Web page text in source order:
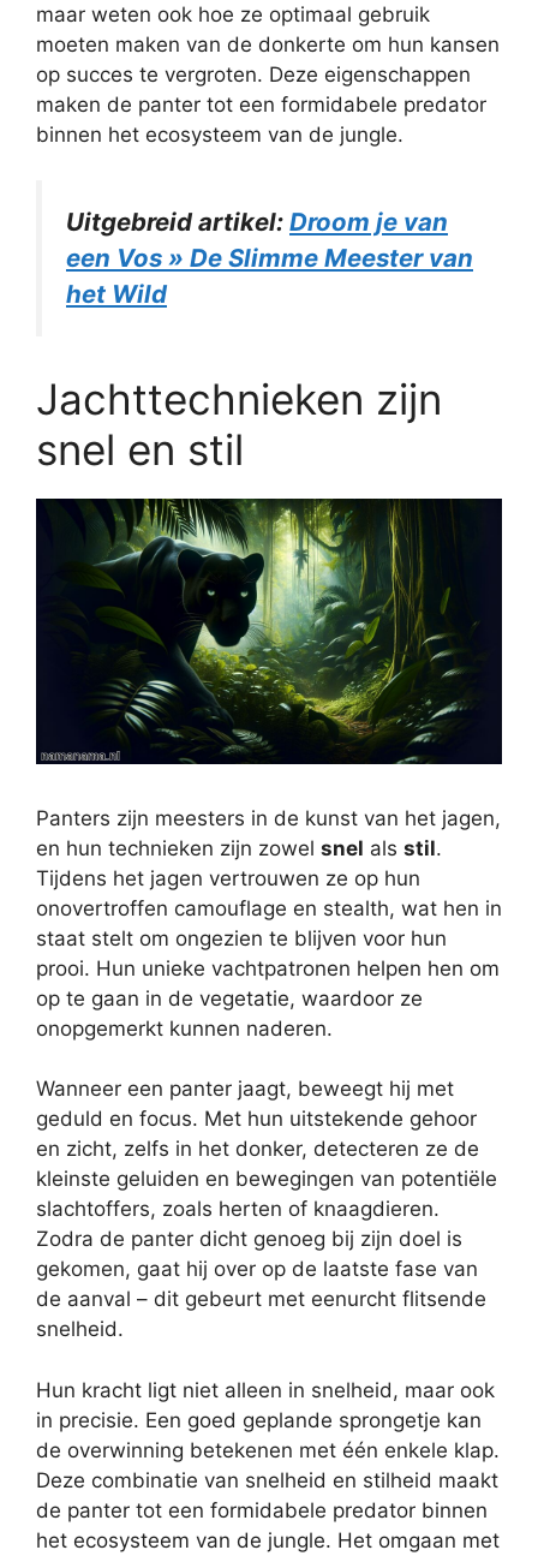
maar weten ook hoe ze optimaal gebruik
moeten maken van de donkerte om hun kansen
op succes te vergroten. Deze eigenschappen
maken de panter tot een formidabele predator
binnen het ecosysteem van de jungle.
Uitgebreid artikel: Droom je van
een Vos » De Slimme Meester van
het Wild
Jachttechnieken zijn
snel en stil
Panters zijn meesters in de kunst van het jagen,
en hun technieken zijn zowel snel als stil.
Tijdens het jagen vertrouwen ze op hun
onovertroffen camouflage en stealth, wat hen in
staat stelt om ongezien te blijven voor hun
prooi. Hun unieke vachtpatronen helpen hen om
op te gaan in de vegetatie, waardoor ze
onopgemerkt kunnen naderen.
Wanneer een panter jaagt, beweegt hij met
geduld en focus. Met hun uitstekende gehoor
en zicht, zelfs in het donker, detecteren ze de
kleinste geluiden en bewegingen van potentiële
slachtoffers, zoals herten of knaagdieren.
Zodra de panter dicht genoeg bij zijn doel is
gekomen, gaat hij over op de laatste fase van
de aanval – dit gebeurt met eenurcht flitsende
snelheid.
Hun kracht ligt niet alleen in snelheid, maar ook
in precisie. Een goed geplande sprongetje kan
de overwinning betekenen met één enkele klap.
Deze combinatie van snelheid en stilheid maakt
de panter tot een formidabele predator binnen
het ecosysteem van de jungle. Het omgaan met